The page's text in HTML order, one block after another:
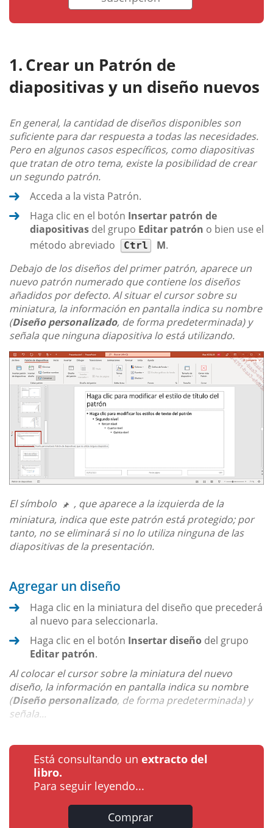
Crear un Patrón de
diapositivas y un diseño nuevos
En general, la cantidad de diseños disponibles son
suficiente para dar respuesta a todas las necesidades.
Pero en algunos casos específicos, como diapositivas
que tratan de otro tema, existe la posibilidad de crear
un segundo patrón.
Acceda a la vista Patrón.
Haga clic en el botón Insertar patrón de
diapositivas del grupo Editar patrón o bien use el
método abreviado
Ctrl M.
Debajo de los diseños del primer patrón, aparece un
nuevo patrón numerado que contiene los diseños
añadidos por defecto. Al situar el cursor sobre su
miniatura, la información en pantalla indica su nombre
(Diseño personalizado, de forma predeterminada) y
señala que ninguna diapositiva lo está utilizando.
El símbolo
, que aparece a la izquierda de la
miniatura, indica que este patrón está protegido; por
tanto, no se eliminará si no lo utiliza ninguna de las
diapositivas de la presentación.
Agregar un diseño
Haga clic en la miniatura del diseño que precederá
al nuevo para seleccionarla.
Haga clic en el botón Insertar diseño del grupo
Editar patrón.
Al colocar el cursor sobre la miniatura del nuevo
diseño, la información en pantalla indica su nombre
(Diseño personalizado, de forma predeterminada) y
señala...
Está consultando un extracto del
libro.
Para seguir leyendo...
Comprar